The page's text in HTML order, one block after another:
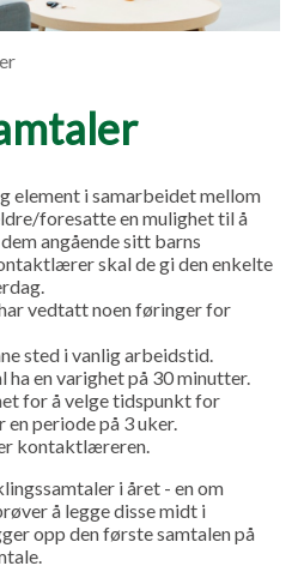
element i samarbeidet mellom
foresatte en mulighet til å
angående sitt barns
skal de gi den enkelte
vedtatt noen føringer for
sted i vanlig arbeidstid.
en varighet på 30 minutter.
for å velge tidspunkt for
periode på 3 uker.
kontaktlæreren.
i året - en om
å legge disse midt i
opp den første samtalen på